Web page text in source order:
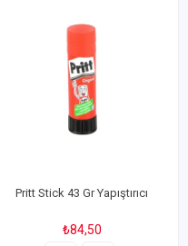
Pritt Stick 43 Gr Yapıştırıcı
₺84,50